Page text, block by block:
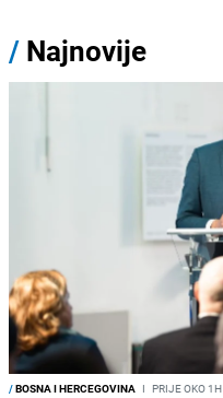
/ Najnovije
/BOSNA I HERCEGOVINA I PRIJE OKO 1H